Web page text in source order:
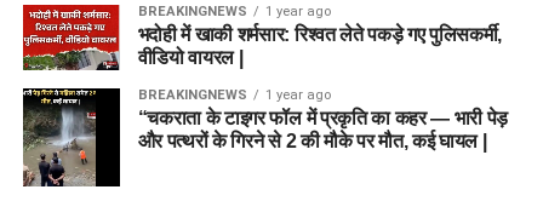
BREAKINGNEWS 1 year ago
भदोही में खाकी शर्मसार: रिश्वत लेते पकड़े गए पुलिसकर्मी,
वीडियो वायरल |
BREAKINGNEWS 1 year ago
“चकराता के टाइगर फॉल में प्रकृति का कहर — भारी पेड़
और पत्थरों के गिरने से 2 की मौके पर मौत, कई घायल |